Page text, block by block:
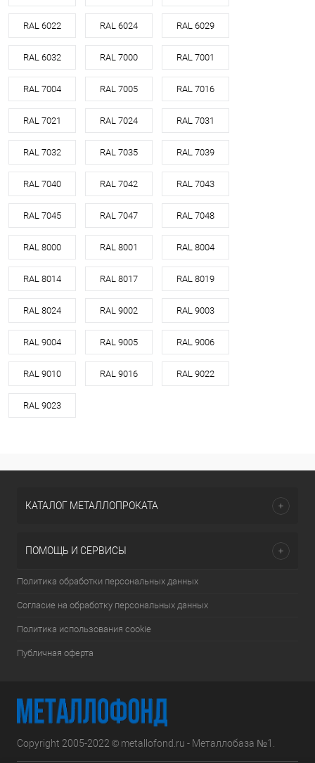
RAL 6022 RAL 6024 RAL 6029
RAL 6032 RAL 7000 RAL 7001
RAL 7004 RAL 7005 RAL 7016
RAL 7021 RAL 7024 RAL 7031
RAL 7032 RAL 7035 RAL 7039
RAL 7040 RAL 7042 RAL 7043
RAL 7045 RAL 7047 RAL 7048
RAL 8000 RAL 8001 RAL 8004
RAL 8014 RAL 8017 RAL 8019
RAL 8024 RAL 9002 RAL 9003
RAL 9004 RAL 9005 RAL 9006
RAL 9010 RAL 9016 RAL 9022
RAL 9023
КАТАЛОГ МЕТАЛЛОПРОКАТА
ПОМОЩЬ И СЕРВИСЫ
Политика обработки персональных данных
Согласие на обработку персональных данных
Политика использования cookie
Публичная оферта
Copyright 2005-2022 © metallofond.ru - Металлобаза №1.